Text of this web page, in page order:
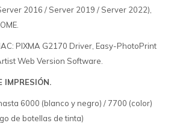
2016 / Server 2019 / Server 2022),
PIXMA G2170 Driver, Easy-PhotoPrint
Web Version Software.
IMPRESIÓN.
6000 (blanco y negro) / 7700 (color)
de botellas de tinta)